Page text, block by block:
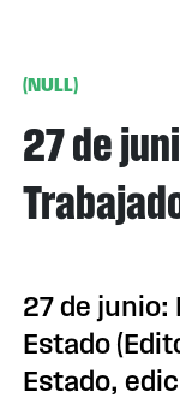
(NULL)
27 de
27 de junio:
Estado
Estado,